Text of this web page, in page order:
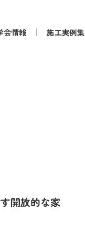
会情報 施工実例集
開放的な家